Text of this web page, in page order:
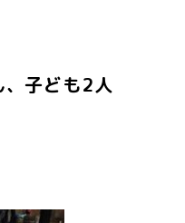
子ども2人